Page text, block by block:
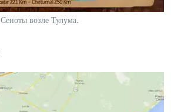
Сеноты возле Тулума.